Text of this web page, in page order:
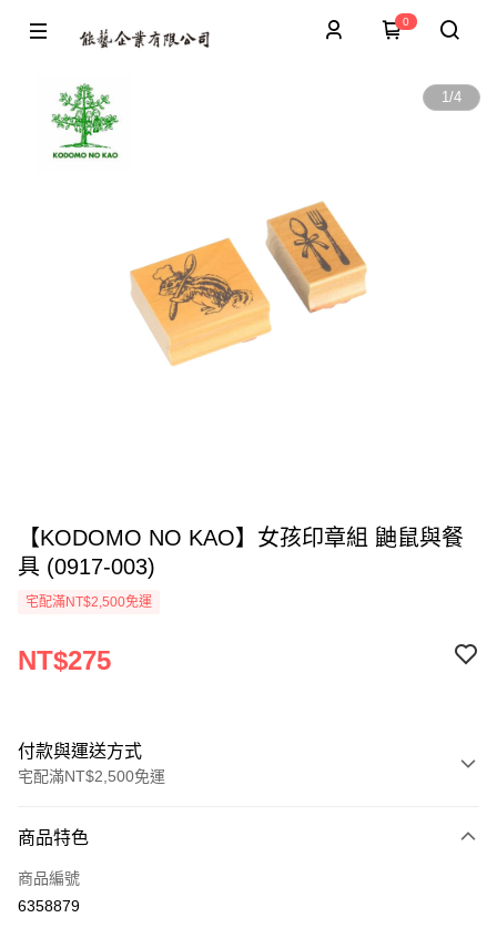
0
1/4
【KODOMO NO KAO】女孩印章組 鼬鼠與餐
具 (0917-003)
宅配滿NT$2,500免運
NT$275
付款與運送方式
宅配滿NT$2,500免運
信用卡一次付款
Apple Pay
商品特色
商品編號
6358879